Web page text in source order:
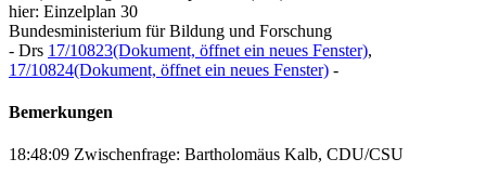
hier: Einzelplan 30
Bundesministerium für Bildung und Forschung
- Drs 17/10823(Dokument, öffnet ein neues Fenster),
17/10824(Dokument, öffnet ein neues Fenster) -
Bemerkungen
18:48:09 Zwischenfrage: Bartholomäus Kalb, CDU/CSU